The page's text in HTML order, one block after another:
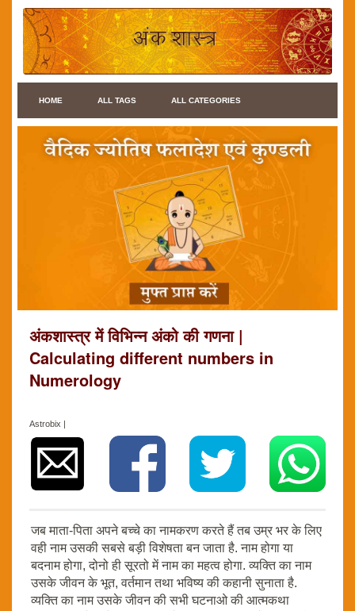
HOME ALL TAGS ALL CATEGORIES
अंकशास्त्र में विभिन्न अंको की गणना |
Calculating different numbers in
Numerology
Astrobix |
जब माता-पिता अपने बच्चे का नामकरण करते हैं तब उम्र भर के लिए
वही नाम उसकी सबसे बड़ी विशेषता बन जाता है. नाम होगा या
बदनाम होगा, दोनो ही सूरतो में नाम का महत्व होगा. व्यक्ति का नाम
उसके जीवन के भूत, वर्तमान तथा भविष्य की कहानी सुनाता है.
व्यक्ति का नाम उसके जीवन की सभी घटनाओ की आत्मकथा